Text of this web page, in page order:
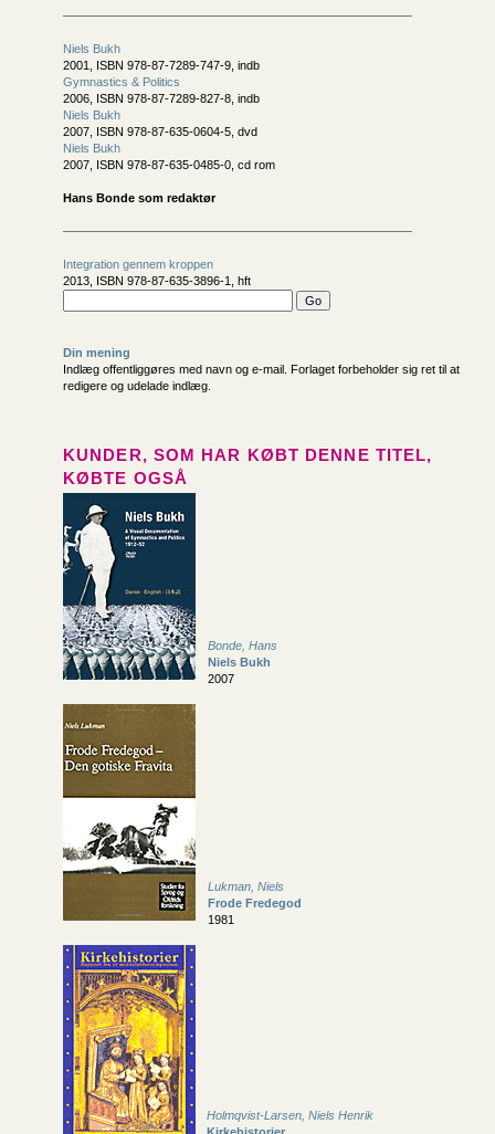
Niels Bukh
2001, ISBN 978-87-7289-747-9, indb
Gymnastics & Politics
2006, ISBN 978-87-7289-827-8, indb
Niels Bukh
2007, ISBN 978-87-635-0604-5, dvd
Niels Bukh
2007, ISBN 978-87-635-0485-0, cd rom
Hans Bonde som redaktør
Integration gennem kroppen
2013, ISBN 978-87-635-3896-1, hft
Din mening
Indlæg offentliggøres med navn og e-mail. Forlaget forbeholder sig ret til at
redigere og udelade indlæg.
KUNDER, SOM HAR KØBT DENNE TITEL,
KØBTE OGSÅ
Bonde, Hans
Niels Bukh
2007
Lukman, Niels
Frode Fredegod
1981
Holmqvist-Larsen, Niels Henrik